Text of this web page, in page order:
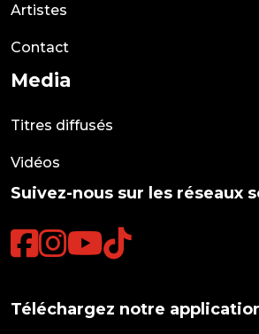
Artistes
Contact
Media
Titres diffusés
Vidéos
Suivez-nous sur les réseaux
Téléchargez notre